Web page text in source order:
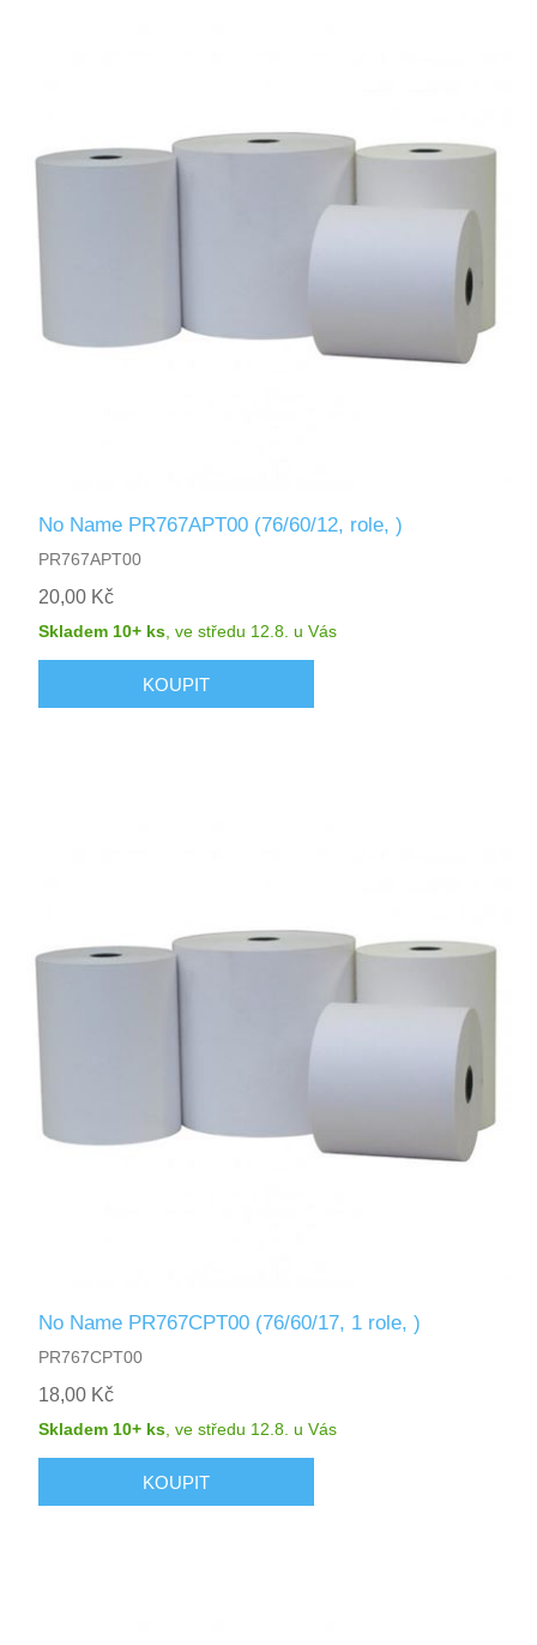
No Name PR767APT00 (76/60/12, role, )
PR767APT00
20,00 Kč
Skladem 10+ ks,ve středu 12.8. u Vás
No Name PR767CPT00 (76/60/17, 1 role, )
PR767CPT00
18,00 Kč
Skladem 10+ ks,ve středu 12.8. u Vás